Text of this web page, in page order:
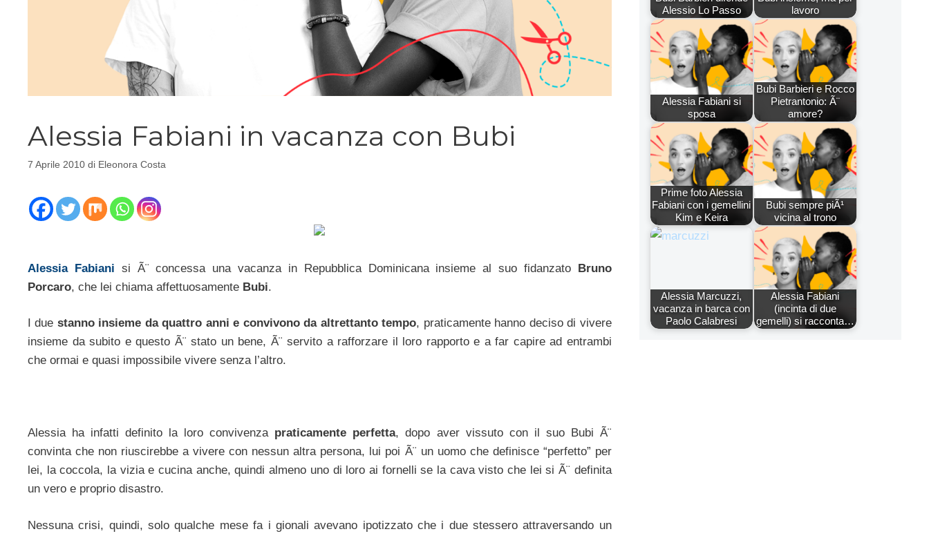
Alessia Fabiani in vacanza con Bubi
7 Aprile 2010 di Eleonora Costa
Alessia Fabiani si Ã¨ concessa una vacanza in Repubblica Dominicana insieme al suo fidanzato Bruno
Porcaro, che lei chiama affettuosamente Bubi.
I due stanno insieme da quattro anni e convivono da altrettanto tempo, praticamente hanno deciso di vivere
insieme da subito e questo Ã¨ stato un bene, Ã¨ servito a rafforzare il loro rapporto e a far capire ad entrambi
che ormai e quasi impossibile vivere senza l’altro.
Alessia ha infatti definito la loro convivenza praticamente perfetta, dopo aver vissuto con il suo Bubi Ã¨
convinta che non riuscirebbe a vivere con nessun altra persona, lui poi Ã¨ un uomo che definisce “perfetto” per
lei, la coccola, la vizia e cucina anche, quindi almeno uno di loro ai fornelli se la cava visto che lei si Ã¨ definita
un vero e proprio disastro.
Nessuna crisi, quindi, solo qualche mese fa i gionali avevano ipotizzato che i due stessero attraversando un
Alessio Lo Passo
lavoro
Alessia Fabiani si
sposa
Bubi Barbieri e Rocco
Pietrantonio: Ã¨
amore?
Prime foto Alessia
Fabiani con i gemellini
Kim e Keira
Bubi sempre piÃ¹
vicina al trono
Alessia Marcuzzi,
vacanza in barca con
Paolo Calabresi
Alessia Fabiani
(incinta di due
gemelli) si racconta…